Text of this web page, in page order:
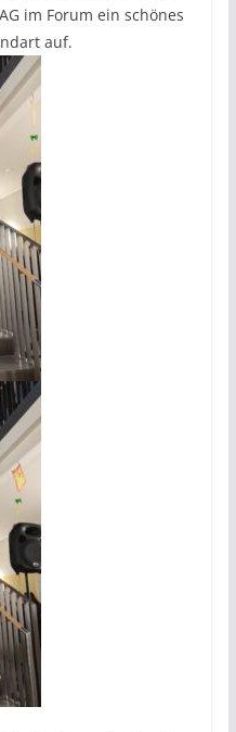
im Forum ein schönes
auf.